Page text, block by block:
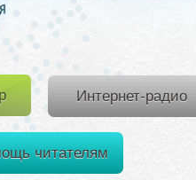
Интернет-радио
читателям